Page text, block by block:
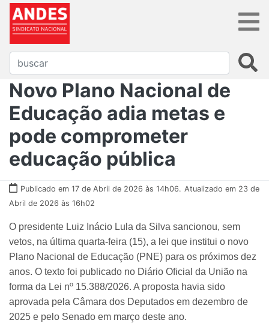
Novo Plano Nacional de
Educação adia metas e
pode comprometer
educação pública
Publicado em 17 de Abril de 2026 às 14h06. Atualizado em 23 de
Abril de 2026 às 16h02
O presidente Luiz Inácio Lula da Silva sancionou, sem
vetos, na última quarta-feira (15), a lei que institui o novo
Plano Nacional de Educação (PNE) para os próximos dez
anos. O texto foi publicado no Diário Oficial da União na
forma da Lei nº 15.388/2026. A proposta havia sido
aprovada pela Câmara dos Deputados em dezembro de
2025 e pelo Senado em março deste ano.